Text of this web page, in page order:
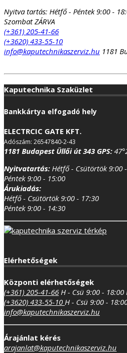
885 Ft.
985 Ft.
Nyitva tartás: Hétfő - Péntek 9:00 -
Szombat ZÁRVA
(+361) 205-41-66
(+3620) 433-55-10
info@kaputechnikaszerviz.hu 1181
Kaputechnika Szaküzlet
Bankkártya elfogadó hely
ELECTRCIC GATE KFT.
Adószám: 26547840-2-43
1181 Budapest Üllői út 343 GPS:
Nyitvatartás: Hétfő - Csütörtök 9:00
Péntek 9:00 - 15:00
Árukiadás:
Hétfő - Csütörtök 9:00 - 17:30
Péntek 9:00 - 14:30
Elérhetőségek
Központi elérhetőségek
(+361) 205-41-66 H - Csü 9:00 - 18:00
(+3620) 433-55-10 H - Csü 9:00 -
info@kaputechnikaszerviz.hu
Árajánlat kérés
arajanlat@kaputechnikaszerviz.hu